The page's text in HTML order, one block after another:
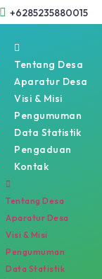
+6285235880015
Tentang Desa
Aparatur Desa
Visi & Misi
Pengumuman
Data Statistik
Pengaduan
Kontak
Tentang Desa
Aparatur Desa
Visi & Misi
Pengumuman
Data Statistik